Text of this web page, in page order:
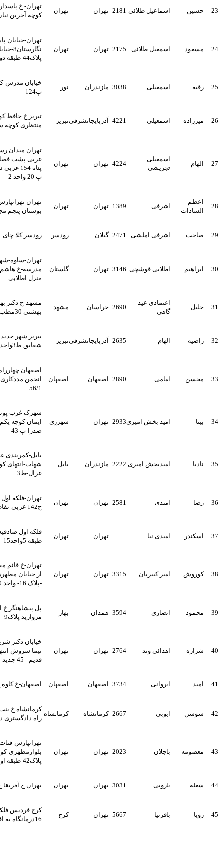
اسماعیل طلائی 2181 تهران تهران
تهران- خ پاسداران-نگارستان 8-
کوچه آجرین نیان 15 واحد 5
اسمعیل طلائی 2175 تهران تهران
تهران-خیابان پاسداران-
نگارستان8-خیابان مسجد-
اسمعیلی 3038 مازندران نور
خیابان مدرس-کوچه هدف 3-
اسمعیلی 4221 آذربایجانشرقی تبریز
تبریز خ حافظ کوی شهید
منتظری کوچه سیدی پ 12
تجریشی
4224 تهران تهران
تهران میدان رسالت ضلع جنوب
غربی پشت فضای سبز خ اسلام
پناه 154 غربی نبش خ یوسفی
اشرفی 1389 تهران
تهران تهرانپارس میدان استخر
بوستان پنجم مجتمع پزشکی 42
اشرفی املشی 2471 گیلان رودسر رودسر کلا چای
اطلابی قوشچی 3146 تهران گلستان
تهران-ساوه-شهرک گلستان-خ
مدرسه-خ هاشم اهنگر-پ141-
گاهی
2690 خراسان مشهد
مشهد-خ دکتر بهشتی-نبش دکتر
بهشتی 30مطب دکتر اعتمادی
الهام 2635 آذربایجانشرقی تبریز
تبریز شهر جدیدسهند برج
شقایق ط3واحدA3
امامی 2890 اصفهان
اصفهان چهارراه تختی جنب
انجمن مددکاری امام زمان پلاک
امید بخش امیری2933 تهران شهرری
شهرک غرب پونک باختری خ
ایمان کوچه یکم -سالختمان
امیدبخش امیری 2222 مازندران بابل
بابل-کمربندی غربی-شهرک
شهاب-انتهای کوی اباذر-آپارتمان
امیدی 2581 تهران
تهران-فلکه اول تهرانپارس-
امیدی نیا تهران تهران
فلکه اول صادقیه برج پردیس
امیر کبیریان 3315 تهران تهران
تهران-خ قائم مقام فرهانی-بالاتر
از خیابان مطهری-کوچه دوم
انصاری 3594 بهار
پل پیشاهنگر خ اتحاد کوچه
مروارید پلاک9
اهدائی وند 2764 تهران تهران
خیابان دکتر شریعتی پایین تر از
نیما سروش انتهای فرهاد پ 61
ایروانی 3734 اصفهان اصفهان-خ کاوه خ تیران -کوی
ایوبی 2667 کرمانشاه
کرمانشاه خ بنت الهدی صدر 4
راه دادگستری دفتر وکالت
باجلان 2023 تهران
تهرانپارس-قنات کوثر-
بلوارمطهری-کوچه 9 شرقی-
بارونی 3031 تهران تهران خ آفریقا خ روانپور پلاک93
باقرنیا 5667 کرج
کرج فردیس فلکه 2 خیابان